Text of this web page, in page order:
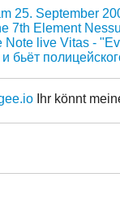
25. September
7th Element
Note live Vitas -
бьёт
Ihr könnt